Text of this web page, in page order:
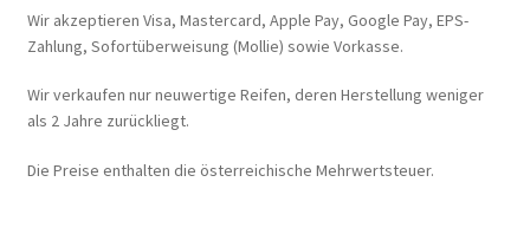
Wir akzeptieren Visa, Mastercard, Apple Pay, Google Pay, EPS-
Zahlung, Sofortüberweisung (Mollie) sowie Vorkasse.
Wir verkaufen nur neuwertige Reifen, deren Herstellung weniger
als 2 Jahre zurückliegt.
Die Preise enthalten die österreichische Mehrwertsteuer.